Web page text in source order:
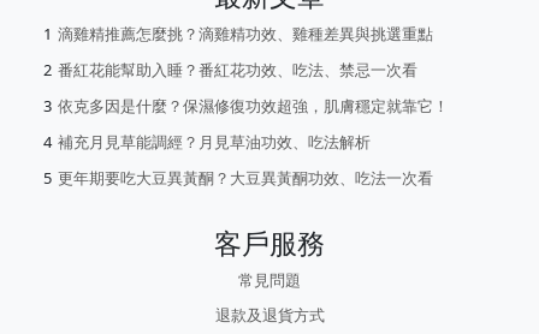
滴雞精推薦怎麼挑？滴雞精功效、雞種差異與挑選重點
番紅花能幫助入睡？番紅花功效、吃法、禁忌一次看
依克多因是什麼？保濕修復功效超強，肌膚穩定就靠它！
補充月見草能調經？月見草油功效、吃法解析
更年期要吃大豆異黃酮？大豆異黃酮功效、吃法一次看
客戶服務
常見問題
退款及退貨方式